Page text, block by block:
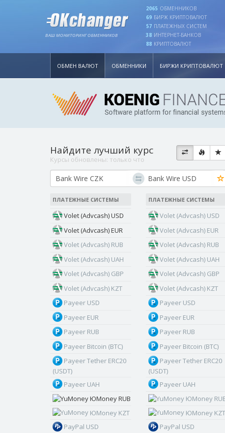
ВАШ МОНИТОРИНГ ОБМЕННИКОВ
2065 ОБМЕННИКОВ
69 БИРЖ КРИПТОВАЛЮТ
57 ПЛАТЕЖНЫХ СИСТЕМ
38 ИНТЕРНЕТ-БАНКОВ
88 КРИПТОВАЛЮТ
ОБМЕН ВАЛЮТ ОБМЕННИКИ БИРЖИ КРИПТОВАЛЮТ
Найдите лучший курс
Курсы обновлены: только что
ПЛАТЕЖНЫЕ СИСТЕМЫ
Volet (Advcash) USD
Volet (Advcash) EUR
Volet (Advcash) RUB
Volet (Advcash) UAH
Volet (Advcash) GBP
Volet (Advcash) KZT
Payeer USD
Payeer EUR
Payeer RUB
Payeer Bitcoin (BTC)
Payeer Tether ERC20
(USDT)
Payeer UAH
ЮMoney RUB
ЮMoney KZT
PayPal USD
ПЛАТЕЖНЫЕ СИСТЕМЫ
Volet (Advcash) USD
Volet (Advcash) EUR
Volet (Advcash) RUB
Volet (Advcash) UAH
Volet (Advcash) GBP
Volet (Advcash) KZT
Payeer USD
Payeer EUR
Payeer RUB
Payeer Bitcoin (BTC)
Payeer Tether ERC20
(USDT)
Payeer UAH
ЮMoney
ЮMoney KZT
PayPal USD